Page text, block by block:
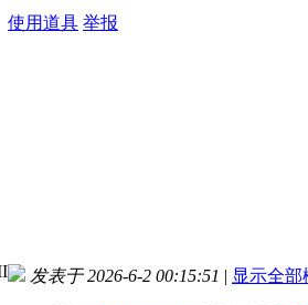
使用道具 举报
发表于 2026-6-2 00:15:51 | 显示全部